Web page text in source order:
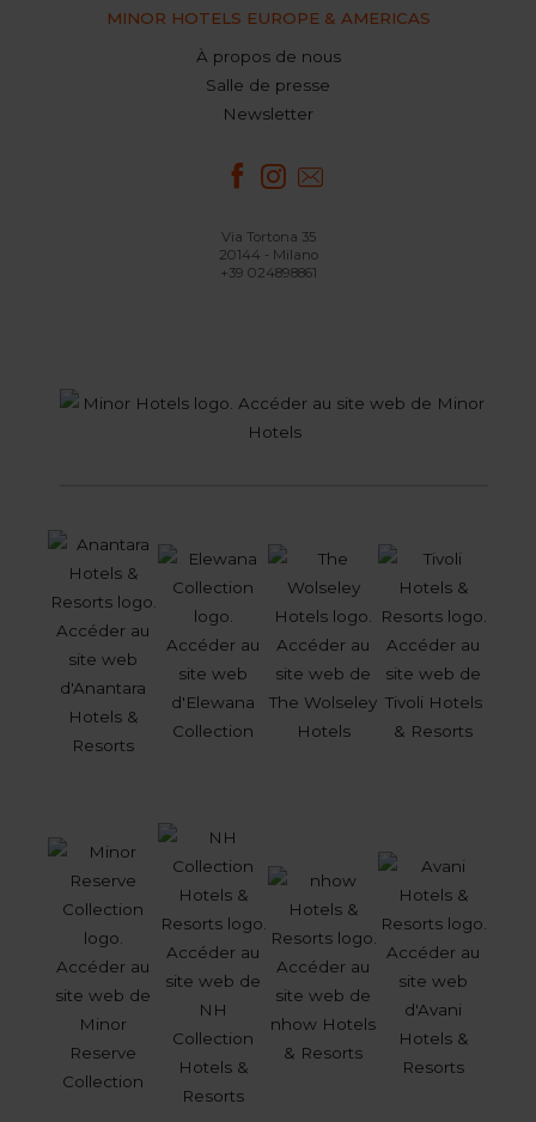
MINOR HOTELS EUROPE & AMERICAS
À propos de nous
Salle de presse
Newsletter
Via Tortona 35
20144 - Milano
+39 024898861